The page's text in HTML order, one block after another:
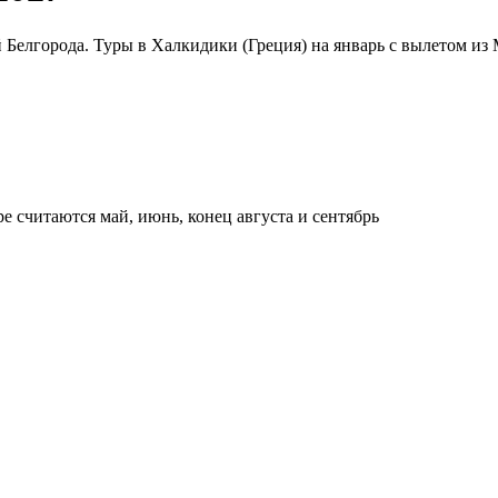
Туры в Халкидики (Греция) на январь с вылетом из
май, июнь, конец августа и сентябрь